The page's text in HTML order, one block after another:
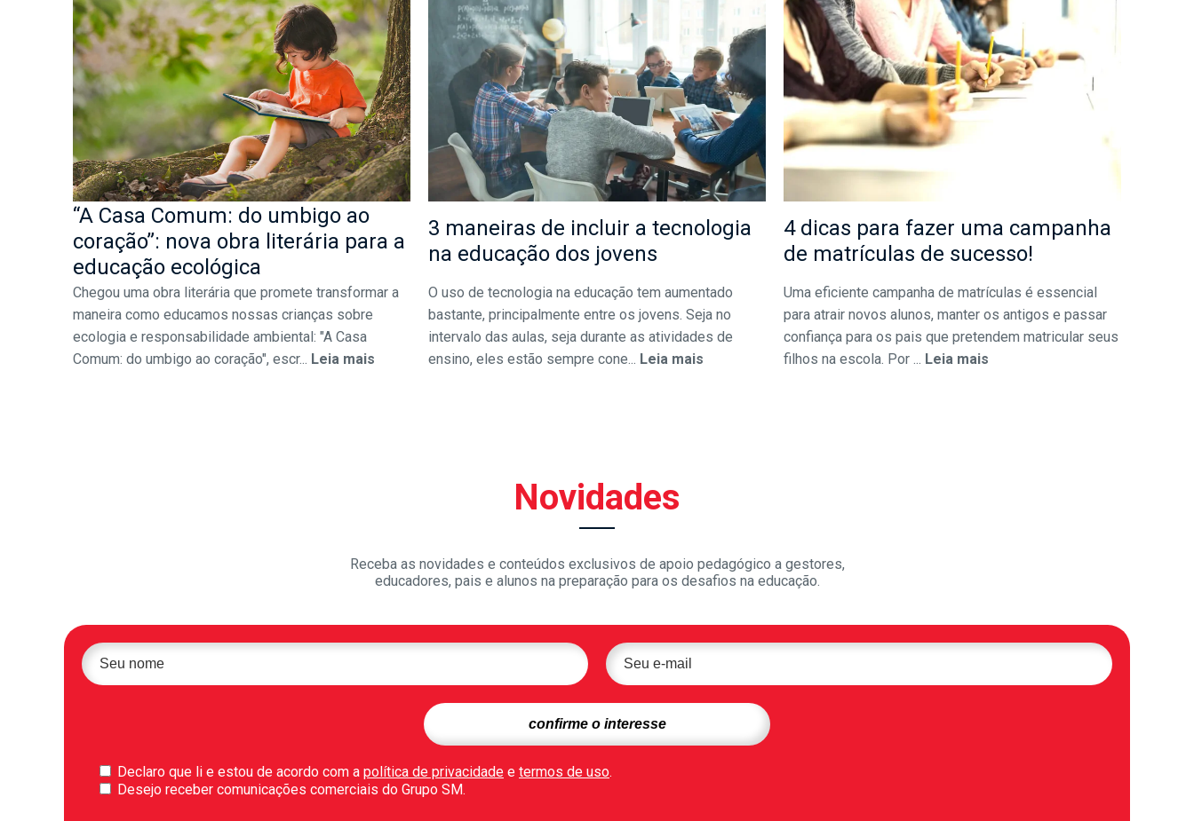
“A Casa Comum: do umbigo ao
coração”: nova obra literária para a
educação ecológica
Chegou uma obra literária que promete transformar a
maneira como educamos nossas crianças sobre
ecologia e responsabilidade ambiental: "A Casa
Comum: do umbigo ao coração", escr... Leia mais
3 maneiras de incluir a tecnologia
na educação dos jovens
O uso de tecnologia na educação tem aumentado
bastante, principalmente entre os jovens. Seja no
intervalo das aulas, seja durante as atividades de
ensino, eles estão sempre cone... Leia mais
4 dicas para fazer uma campanha
de matrículas de sucesso!
Uma eficiente campanha de matrículas é essencial
para atrair novos alunos, manter os antigos e passar
confiança para os pais que pretendem matricular seus
filhos na escola. Por ... Leia mais
Novidades
Receba as novidades e conteúdos exclusivos de apoio pedagógico a gestores,
educadores, pais e alunos na preparação para os desafios na educação.
Declaro que li e estou de acordo com a política de privacidade e termos de uso.
Desejo receber comunicações comerciais do Grupo SM.